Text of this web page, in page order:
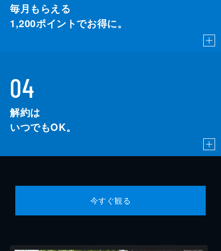
毎月もらえる
1,200ポイントでお得に。
04
解約は
いつでもOK。
今すぐ観る